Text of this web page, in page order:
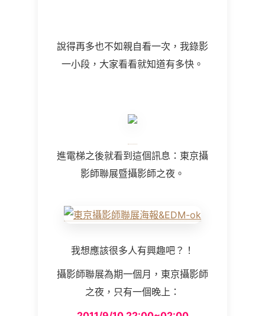
說得再多也不如親自看一次，我錄影
一小段，大家看看就知道有多快。
進電梯之後就看到這個訊息：東京攝
影師聯展暨攝影師之夜。
我想應該很多人有興趣吧？！
攝影師聯展為期一個月，東京攝影師
之夜，只有一個晚上：